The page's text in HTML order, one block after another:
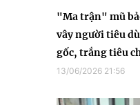
"Ma trận" mũ
vây người tiêu
gốc, trắng tiêu
13/06/2026 21:56